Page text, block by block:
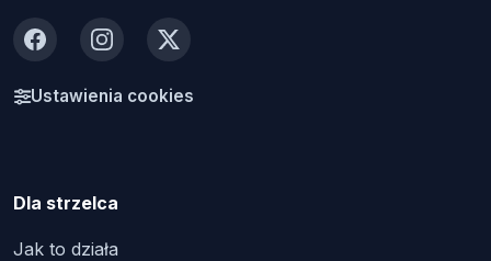
FacebookInstagram
X
Ustawienia cookies
Dla strzelca
Jak to działa